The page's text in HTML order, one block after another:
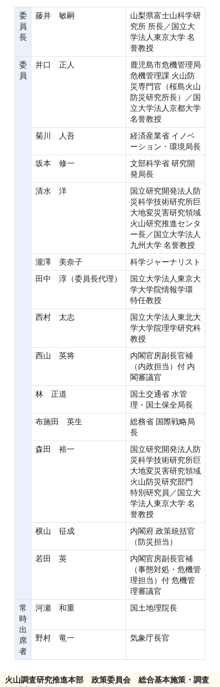
委
員
長
藤井 敏嗣
山梨県富士山科学研
究所 所長／国立大
学法人東京大学 名
誉教授
委
員
井口 正人
鹿児島市危機管理局
危機管理課 火山防
災専門官（桜島火山
防災研究所長）／国
立大学法人京都大学
名誉教授
菊川 人吾
経済産業省 イノベ
ーション・環境局長
坂本 修一
文部科学省 研究開
発局長
清水 洋
国立研究開発法人防
災科学技術研究所巨
大地変災害研究領域
火山研究推進センタ
ー長／国立大学法人
九州大学 名誉教授
瀧澤 美奈子
科学ジャーナリスト
田中 淳（委員長代理）
国立大学法人東京大
学大学院情報学環
特任教授
西村 太志
国立大学法人東北大
学大学院理学研究科
教授
西山 英将
内閣官房副長官補
（内政担当）付 内
閣審議官
林 正道
国土交通省 水管
理・国土保全局長
布施田 英生
総務省 国際戦略局
長
森田 裕一
国立研究開発法人防
災科学技術研究所巨
大地変災害研究領域
火山防災研究部門
特別研究員／国立大
学法人東京大学 名
誉教授
横山 征成
内閣府 政策統括官
（防災担当）
若田 英
内閣官房副長官補
（事態対処・危機管
理担当）付 危機管
理審議官
常
時
出
席
者
河瀬 和重 国土地理院長
野村 竜一 気象庁長官
火山調査研究推進本部 政策委員会 総合基本施策・調査